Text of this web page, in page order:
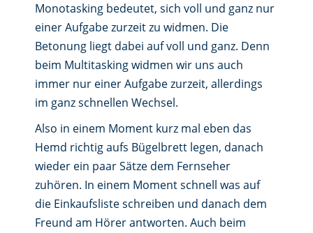
Monotasking bedeutet, sich voll und ganz nur
einer Aufgabe zurzeit zu widmen. Die
Betonung liegt dabei auf voll und ganz. Denn
beim Multitasking widmen wir uns auch
immer nur einer Aufgabe zurzeit, allerdings
im ganz schnellen Wechsel.
Also in einem Moment kurz mal eben das
Hemd richtig aufs Bügelbrett legen, danach
wieder ein paar Sätze dem Fernseher
zuhören. In einem Moment schnell was auf
die Einkaufsliste schreiben und danach dem
Freund am Hörer antworten. Auch beim